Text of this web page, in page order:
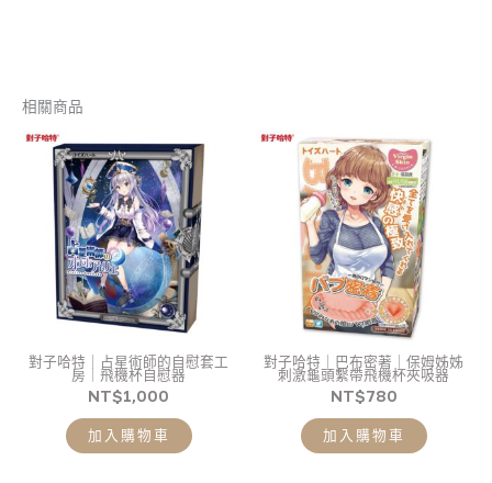
相關商品
對子哈特｜占星術師的自慰套工
房｜飛機杯自慰器
NT$1,000
加入購物車
對子哈特｜巴布密著｜保姆姊姊
刺激龜頭繫帶飛機杯夾吸器
NT$780
加入購物車